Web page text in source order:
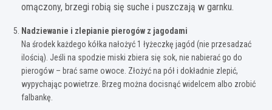
omączony, brzegi robią się suche i puszczają w garnku.
Nadziewanie i zlepianie pierogów z jagodami
Na środek każdego kółka nałożyć 1 łyżeczkę jagód (nie przesadzać
ilością). Jeśli na spodzie miski zbiera się sok, nie nabierać go do
pierogów – brać same owoce. Złożyć na pół i dokładnie zlepić,
wypychając powietrze. Brzeg można docisnąć widelcem albo zrobić
falbankę.